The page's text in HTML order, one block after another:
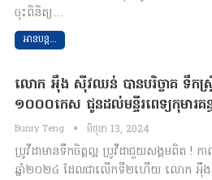
ចុះពិនិត្យ…
អានបន្ត...
លោក អុឹង សុីវឈន់ បានបរិច្ចាគ ទឹកស្រ្
១០០០កេស ជូនដល់មន្ទីរពេទ្យកុមារគន្
Bunry Teng មិថុនា 13, 2024
ប្រូវីដាមានទឹកចិត្តល្អ ប្រូវីដាជួយសង្គមពិត ! ក
ឆ្នាំ២០២៤ ដែលជាលើកទី២ហើយ លោក អុឹ